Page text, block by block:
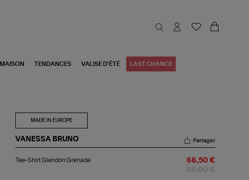
MAISON TENDANCES VALISE D'ÉTÉ LAST CHANCE
MADE IN EUROPE
VANESSA BRUNO
Shirt
Partager
Tee-Shirt Glendon Grenade 66,50 €